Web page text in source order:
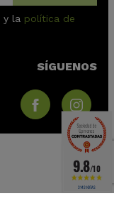
y la política de
SÍGUENOS
9.8/10
3143 NOTAS